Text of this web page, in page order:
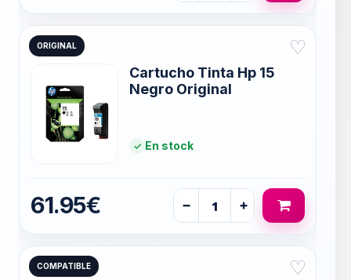
ORIGINAL ♡
Cartucho Tinta Hp 15
Negro Original
En stock
61.95€ − +
COMPATIBLE ♡